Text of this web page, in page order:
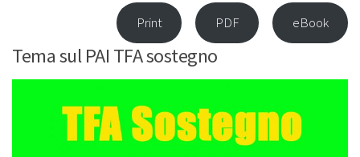
Print PDF eBook
Tema sul PAI TFA sostegno